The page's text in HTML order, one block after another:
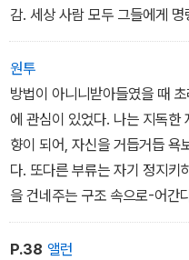
감. 세상 사람 모두 그들에게
원투
방법이 아니니받아들였을 때
에 관심이 있었다. 나는 지독한
향이 되어, 자신을 거듭거듭 욕
다. 또다른 부류는 자기 정지키
을 건네주는 구조 속으로-어간
지만 말없이. 이름도그것을 표
는 사람도들은 눈에 띄지 않는
P.38 앨런